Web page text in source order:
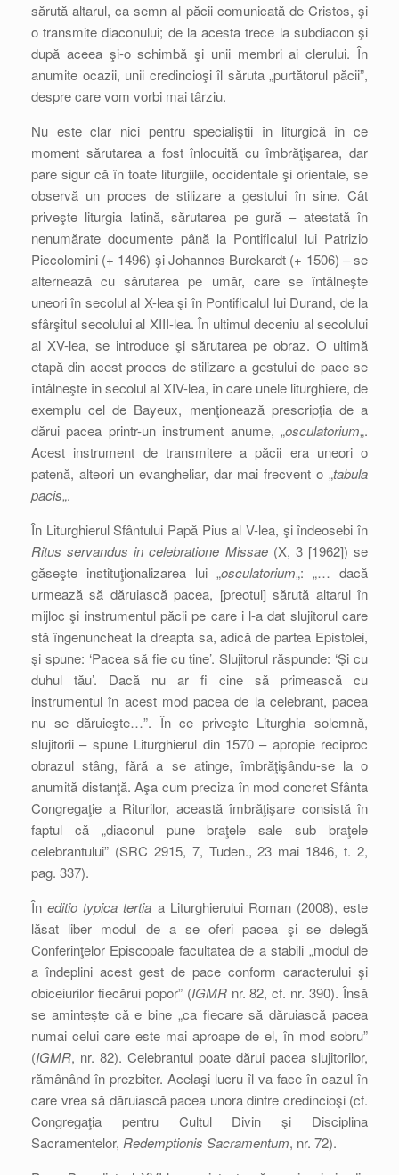
sărută altarul, ca semn al păcii comunicată de Cristos, şi
o transmite diaconului; de la acesta trece la subdiacon şi
după aceea şi-o schimbă şi unii membri ai clerului. În
anumite ocazii, unii credincioşi îl săruta „purtătorul păcii”,
despre care vom vorbi mai târziu.
Nu este clar nici pentru specialiştii în liturgică în ce
moment sărutarea a fost înlocuită cu îmbrăţişarea, dar
pare sigur că în toate liturgiile, occidentale şi orientale, se
observă un proces de stilizare a gestului în sine. Cât
priveşte liturgia latină, sărutarea pe gură – atestată în
nenumărate documente până la Pontificalul lui Patrizio
Piccolomini (+ 1496) şi Johannes Burckardt (+ 1506) – se
alternează cu sărutarea pe umăr, care se întâlneşte
uneori în secolul al X-lea şi în Pontificalul lui Durand, de la
sfârşitul secolului al XIII-lea. În ultimul deceniu al secolului
al XV-lea, se introduce şi sărutarea pe obraz. O ultimă
etapă din acest proces de stilizare a gestului de pace se
întâlneşte în secolul al XIV-lea, în care unele liturghiere, de
exemplu cel de Bayeux, menţionează prescripţia de a
dărui pacea printr-un instrument anume, „osculatorium„.
Acest instrument de transmitere a păcii era uneori o
patenă, alteori un evangheliar, dar mai frecvent o „tabula
pacis„.
În Liturghierul Sfântului Papă Pius al V-lea, şi îndeosebi în
Ritus servandus in celebratione Missae(X, 3 [1962]) se
găseşte instituţionalizarea lui „osculatorium„: „… dacă
urmează să dăruiască pacea, [preotul] sărută altarul în
mijloc şi instrumentul păcii pe care i l-a dat slujitorul care
stă îngenuncheat la dreapta sa, adică de partea Epistolei,
şi spune: ‘Pacea să fie cu tine’. Slujitorul răspunde: ‘Şi cu
duhul tău’. Dacă nu ar fi cine să primească cu
instrumentul în acest mod pacea de la celebrant, pacea
nu se dăruieşte…”. În ce priveşte Liturghia solemnă,
slujitorii – spune Liturghierul din 1570 – apropie reciproc
obrazul stâng, fără a se atinge, îmbrăţişându-se la o
anumită distanţă. Aşa cum preciza în mod concret Sfânta
Congregaţie a Riturilor, această îmbrăţişare consistă în
faptul că „diaconul pune braţele sale sub braţele
celebrantului” (SRC 2915, 7, Tuden., 23 mai 1846, t. 2,
pag. 337).
Îneditio typica tertia a Liturghierului Roman (2008), este
lăsat liber modul de a se oferi pacea şi se delegă
Conferinţelor Episcopale facultatea de a stabili „modul de
a îndeplini acest gest de pace conform caracterului şi
obiceiurilor fiecărui popor” (IGMRnr. 82, cf. nr. 390). Însă
se aminteşte că e bine „ca fiecare să dăruiască pacea
numai celui care este mai aproape de el, în mod sobru”
(IGMR, nr. 82). Celebrantul poate dărui pacea slujitorilor,
rămânând în prezbiter. Acelaşi lucru îl va face în cazul în
care vrea să dăruiască pacea unora dintre credincioşi (cf.
Congregaţia pentru Cultul Divin şi Disciplina
Sacramentelor, Redemptionis Sacramentum, nr. 72).